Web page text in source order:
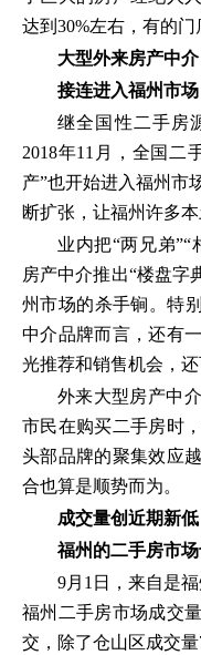
达到30%左右，有的门
大型外来房产中介
接连进入福州市场
继全国性二手房
2018年11月，全国二
产”也开始进入福州市
断扩张，让福州许多
业内把“两兄弟”“
房产中介推出“楼盘字
州市场的杀手锏。特
中介品牌而言，还有
光推荐和销售机会，
外来大型房产中
市民在购买二手房时
头部品牌的聚集效应
合也算是顺势而为。
成交量创近期新低
福州的二手房市
9月1日，来自是
福州二手房市场成交
交，除了仓山区成交